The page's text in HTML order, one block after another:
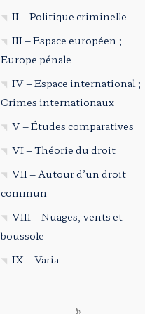
II – Politique criminelle
III – Espace européen ;
Europe pénale
IV – Espace international ;
Crimes internationaux
V – Études comparatives
VI – Théorie du droit
VII – Autour d’un droit
commun
VIII – Nuages, vents et
boussole
IX – Varia